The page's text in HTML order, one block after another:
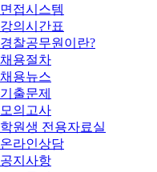
면접시스템
강의시간표
경찰공무원이란?
채용절차
채용뉴스
기출문제
모의고사
학원생 전용자료실
온라인상담
공지사항